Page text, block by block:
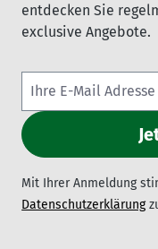
entdecken Sie
exclusive Angebote.
Mit Ihrer Anmeldung
Datenschutzerklärung